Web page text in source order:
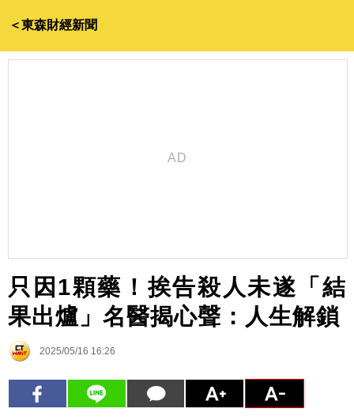
＜東森財經新聞
只因1顆藥！挨告殺人未遂「結
果出爐」名醫揭心聲：人生解鎖
2025/05/16 16:26